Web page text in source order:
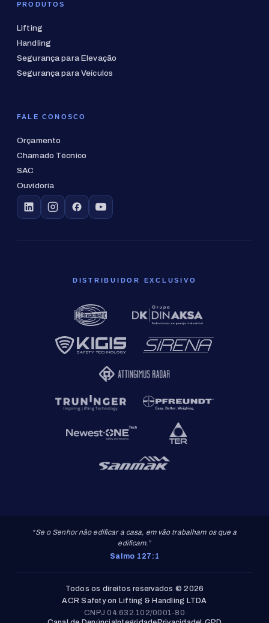
PRODUTOS
Lifting
Handling
Segurança para Elevação
Segurança para Veículos
FALE CONOSCO
Orçamento
Chamado Técnico
SAC
Ouvidoria
DISTRIBUIDOR EXCLUSIVO
“Se o Senhor não edificar a casa, em vão trabalham os que a
edificam.”
Salmo 127:1
Todos os direitos reservados © 2026
ACR Safety on Lifting & Handling LTDA
CNPJ 04.632.102/0001-80